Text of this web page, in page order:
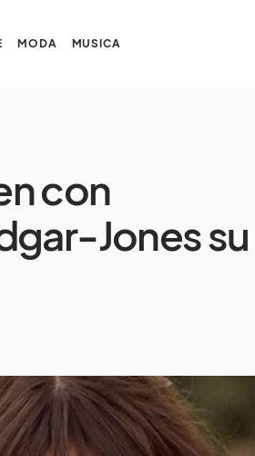
MODA MUSICA
con
Jones su